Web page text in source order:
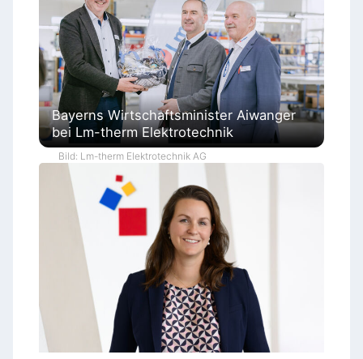
Bayerns Wirtschaftsminister Aiwanger
bei Lm-therm Elektrotechnik
Bild: Lm-therm Elektrotechnik AG